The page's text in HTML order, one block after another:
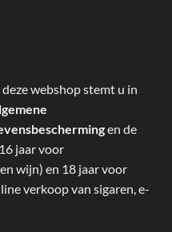
webshop stemt u in
en de
jaar voor
wijn) en 18 jaar voor
verkoop van sigaren, e-